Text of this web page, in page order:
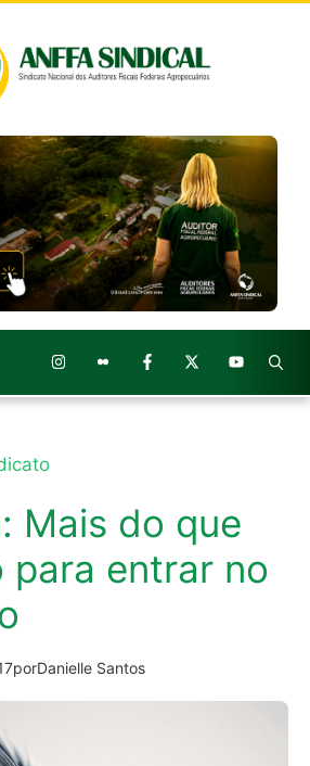
Mais do que
para entrar no
porDanielle Santos